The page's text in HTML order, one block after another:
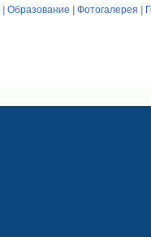
Образование Фотогалерея